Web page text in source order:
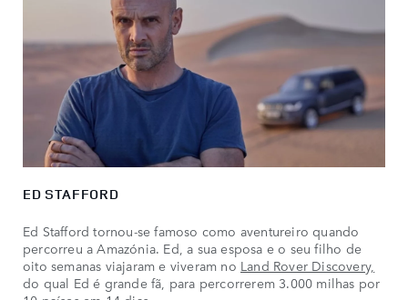
ED STAFFORD
Ed Stafford tornou-se famoso como aventureiro quando
percorreu a Amazónia. Ed, a sua esposa e o seu filho de
oito semanas viajaram e viveram no Land Rover Discovery,
do qual Ed é grande fã, para percorrerem 3.000 milhas por